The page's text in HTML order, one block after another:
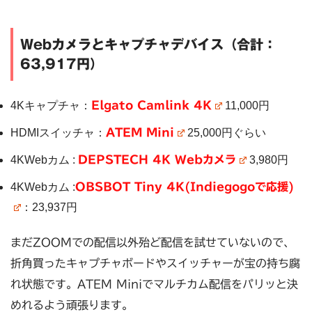
Webカメラとキャプチャデバイス（合計：
63,917円）
4Kキャプチャ： Elgato Camlink 4K 11,000円
HDMIスイッチャ： ATEM Mini 25,000円ぐらい
4KWebカム : DEPSTECH 4K Webカメラ 3,980円
4KWebカム :OBSBOT Tiny 4K(Indiegogoで応援)
：23,937円
まだZOOMでの配信以外殆ど配信を試せていないので、
折角買ったキャプチャボードやスイッチャーが宝の持ち腐
れ状態です。ATEM Miniでマルチカム配信をパリッと決
めれるよう頑張ります。